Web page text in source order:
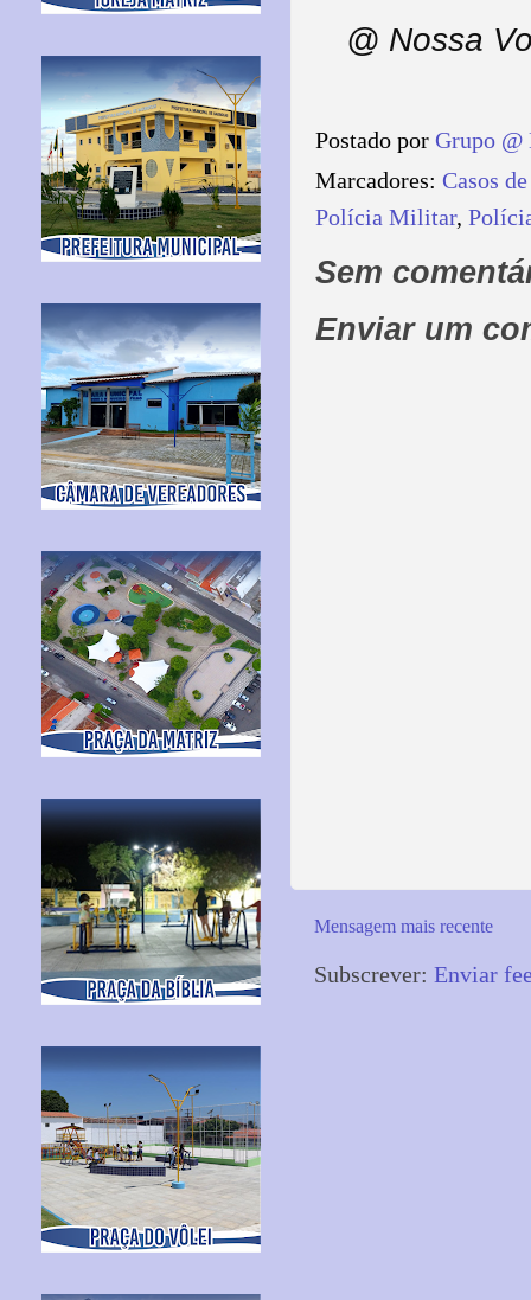
@ Nossa
Postado por Grupo @
Marcadores: Casos
Polícia Militar,
Sem
Enviar um
Mensagem mais recente
Subscrever: Enviar